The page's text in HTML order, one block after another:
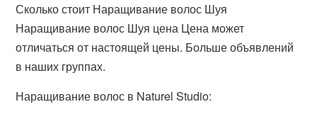
Сколько стоит Наращивание волос Шуя
Наращивание волос Шуя цена Цена может
отличаться от настоящей цены. Больше объявлений
в наших группах.
Наращивание волос в Naturel Studio: